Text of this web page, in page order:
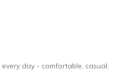
day - comfortable, casual,